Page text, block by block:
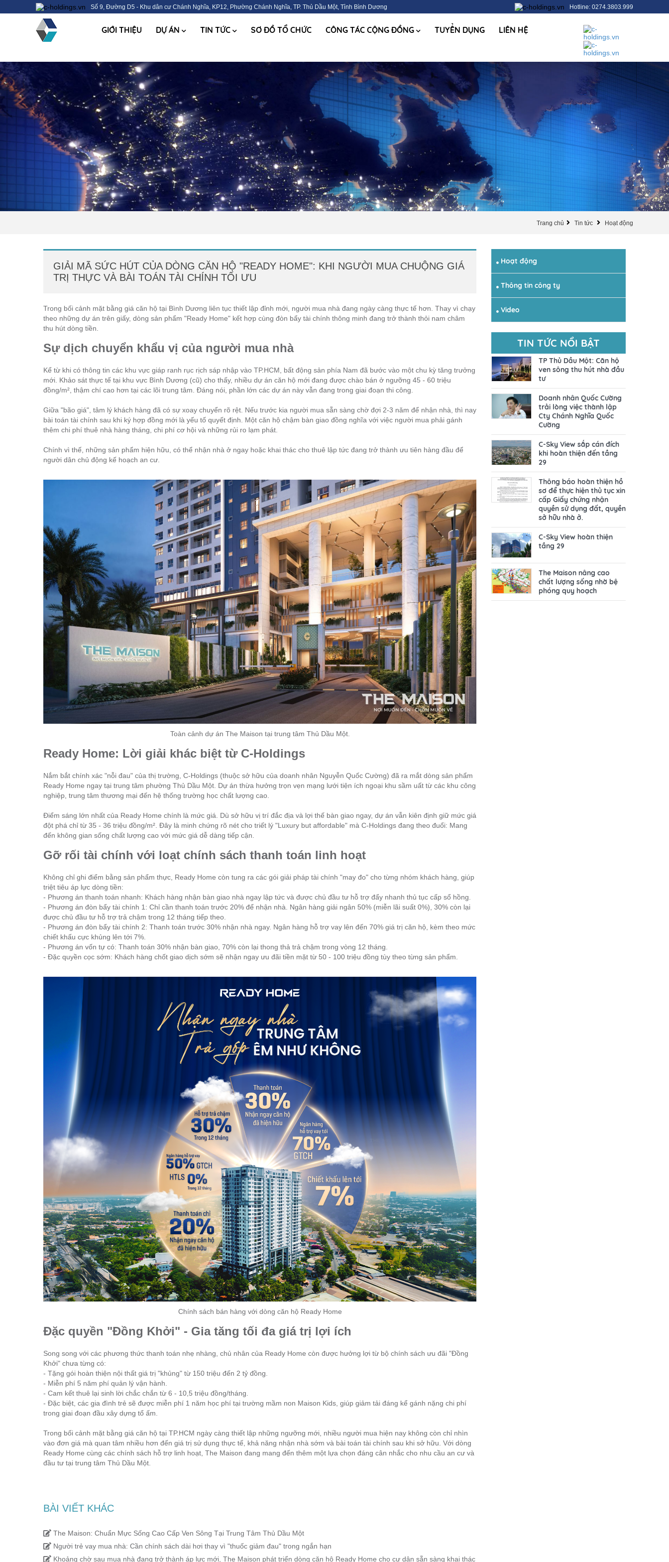
Số 9, Đường D5 - Khu dân cư Chánh Nghĩa, KP12, Phường Chánh Nghĩa, TP. Thủ Dầu Một, Tỉnh Bình Dương Hotline: 0274.3803.999
GIỚI THIỆU DỰ ÁN TIN TỨC SƠ ĐỒ TỔ CHỨC CÔNG TÁC CỘNG ĐỒNG TUYỂN DỤNG LIÊN HỆ
Trang chủ Tin tức Hoạt động
GIẢI MÃ SỨC HÚT CỦA DÒNG CĂN HỘ "READY HOME": KHI NGƯỜI MUA CHUỘNG GIÁ
TRỊ THỰC VÀ BÀI TOÁN TÀI CHÍNH TỐI ƯU
Trong bối cảnh mặt bằng giá căn hộ tại Bình Dương liên tục thiết lập đỉnh mới, người mua nhà đang ngày càng thực tế hơn. Thay vì chạy
theo những dự án trên giấy, dòng sản phẩm "Ready Home" kết hợp cùng đòn bẩy tài chính thông minh đang trở thành thỏi nam châm
thu hút dòng tiền.
Sự dịch chuyển khẩu vị của người mua nhà
Kể từ khi có thông tin các khu vực giáp ranh rục rịch sáp nhập vào TP.HCM, bất động sản phía Nam đã bước vào một chu kỳ tăng trưởng
mới. Khảo sát thực tế tại khu vực Bình Dương (cũ) cho thấy, nhiều dự án căn hộ mới đang được chào bán ở ngưỡng 45 - 60 triệu
đồng/m², thậm chí cao hơn tại các lõi trung tâm. Đáng nói, phần lớn các dự án này vẫn đang trong giai đoạn thi công.
Giữa "bão giá", tâm lý khách hàng đã có sự xoay chuyển rõ rệt. Nếu trước kia người mua sẵn sàng chờ đợi 2-3 năm để nhận nhà, thì nay
bài toán tài chính sau khi ký hợp đồng mới là yếu tố quyết định. Một căn hộ chậm bàn giao đồng nghĩa với việc người mua phải gánh
thêm chi phí thuê nhà hàng tháng, chi phí cơ hội và những rủi ro lạm phát.
Chính vì thế, những sản phẩm hiện hữu, có thể nhận nhà ở ngay hoặc khai thác cho thuê lập tức đang trở thành ưu tiên hàng đầu để
người dân chủ động kế hoạch an cư.
Toàn cảnh dự án The Maison tại trung tâm Thủ Dầu Một.
Ready Home: Lời giải khác biệt từ C-Holdings
Nắm bắt chính xác "nỗi đau" của thị trường, C-Holdings (thuộc sở hữu của doanh nhân Nguyễn Quốc Cường) đã ra mắt dòng sản phẩm
Ready Home ngay tại trung tâm phường Thủ Dầu Một. Dự án thừa hưởng trọn vẹn mạng lưới tiện ích ngoại khu sầm uất từ các khu công
nghiệp, trung tâm thương mại đến hệ thống trường học chất lượng cao.
Điểm sáng lớn nhất của Ready Home chính là mức giá. Dù sở hữu vị trí đắc địa và lợi thế bàn giao ngay, dự án vẫn kiên định giữ mức giá
đột phá chỉ từ 35 - 36 triệu đồng/m². Đây là minh chứng rõ nét cho triết lý "Luxury but affordable" mà C-Holdings đang theo đuổi: Mang
đến không gian sống chất lượng cao với mức giá dễ dàng tiếp cận.
Gỡ rối tài chính với loạt chính sách thanh toán linh hoạt
Không chỉ ghi điểm bằng sản phẩm thực, Ready Home còn tung ra các gói giải pháp tài chính "may đo" cho từng nhóm khách hàng, giúp
triệt tiêu áp lực dòng tiền:
- Phương án thanh toán nhanh: Khách hàng nhận bàn giao nhà ngay lập tức và được chủ đầu tư hỗ trợ đẩy nhanh thủ tục cấp sổ hồng.
- Phương án đòn bẩy tài chính 1: Chỉ cần thanh toán trước 20% để nhận nhà. Ngân hàng giải ngân 50% (miễn lãi suất 0%), 30% còn lại
được chủ đầu tư hỗ trợ trả chậm trong 12 tháng tiếp theo.
- Phương án đòn bẩy tài chính 2: Thanh toán trước 30% nhận nhà ngay. Ngân hàng hỗ trợ vay lên đến 70% giá trị căn hộ, kèm theo mức
chiết khấu cực khủng lên tới 7%.
- Phương án vốn tự có: Thanh toán 30% nhận bàn giao, 70% còn lại thong thả trả chậm trong vòng 12 tháng.
- Đặc quyền cọc sớm: Khách hàng chốt giao dịch sớm sẽ nhận ngay ưu đãi tiền mặt từ 50 - 100 triệu đồng tùy theo từng sản phẩm.
Chính sách bán hàng với dòng căn hộ Ready Home
Đặc quyền "Đồng Khởi" - Gia tăng tối đa giá trị lợi ích
Song song với các phương thức thanh toán nhẹ nhàng, chủ nhân của Ready Home còn được hưởng lợi từ bộ chính sách ưu đãi "Đồng
Khởi" chưa từng có:
- Tặng gói hoàn thiện nội thất giá trị "khủng" từ 150 triệu đến 2 tỷ đồng.
- Miễn phí 5 năm phí quản lý vận hành.
- Cam kết thuê lại sinh lời chắc chắn từ 6 - 10,5 triệu đồng/tháng.
- Đặc biệt, các gia đình trẻ sẽ được miễn phí 1 năm học phí tại trường mầm non Maison Kids, giúp giảm tải đáng kể gánh nặng chi phí
trong giai đoạn đầu xây dựng tổ ấm.
Trong bối cảnh mặt bằng giá căn hộ tại TP.HCM ngày càng thiết lập những ngưỡng mới, nhiều người mua hiện nay không còn chỉ nhìn
vào đơn giá mà quan tâm nhiều hơn đến giá trị sử dụng thực tế, khả năng nhận nhà sớm và bài toán tài chính sau khi sở hữu. Với dòng
Ready Home cùng các chính sách hỗ trợ linh hoạt, The Maison đang mang đến thêm một lựa chọn đáng cân nhắc cho nhu cầu an cư và
đầu tư tại trung tâm Thủ Dầu Một.
BÀI VIẾT KHÁC
The Maison: Chuẩn Mực Sống Cao Cấp Ven Sông Tại Trung Tâm Thủ Dầu Một
Người trẻ vay mua nhà: Cần chính sách dài hơi thay vì "thuốc giảm đau" trong ngắn hạn
Khoảng chờ sau mua nhà đang trở thành áp lực mới, The Maison phát triển dòng căn hộ Ready Home cho cư dân sẵn sàng khai thác
Hoạt động
Thông tin công ty
Video
TIN TỨC NỔI BẬT
TP Thủ Dầu Một: Căn hộ
ven sông thu hút nhà đầu
tư
Doanh nhân Quốc Cường
trải lòng việc thành lập
Cty Chánh Nghĩa Quốc
Cường
C-Sky View sắp cán đích
khi hoàn thiện đến tầng
29
Thông báo hoàn thiện hồ
sơ để thực hiện thủ tục xin
cấp Giấy chứng nhận
quyền sử dụng đất, quyền
sở hữu nhà ở.
C-Sky View hoàn thiện
tầng 29
The Maison nâng cao
chất lượng sống nhờ bệ
phóng quy hoạch